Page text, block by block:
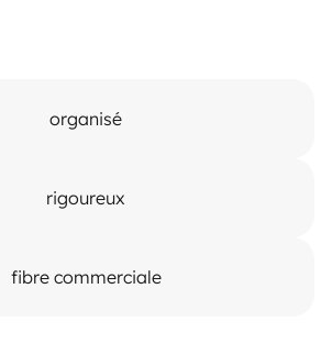
organisé
rigoureux
fibre commerciale